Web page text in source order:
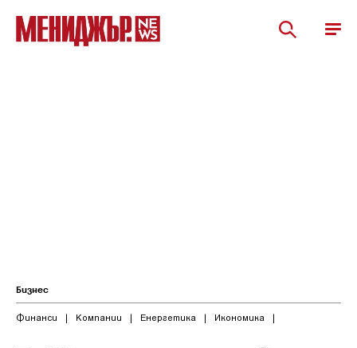
Бизнес
Финанси | Компании | Енергетика | Икономика |